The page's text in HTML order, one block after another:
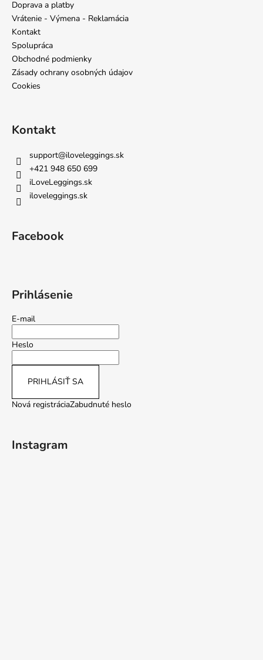
Doprava a platby
Vrátenie - Výmena - Reklamácia
Kontakt
Spolupráca
Obchodné podmienky
Zásady ochrany osobných údajov
Cookies
Kontakt
support@iloveleggings.sk
+421 948 650 699
iLoveLeggings.sk
iloveleggings.sk
Facebook
Prihlásenie
E-mail
Heslo
PRIHLÁSIŤ SA
Nová registráciaZabudnuté heslo
Instagram